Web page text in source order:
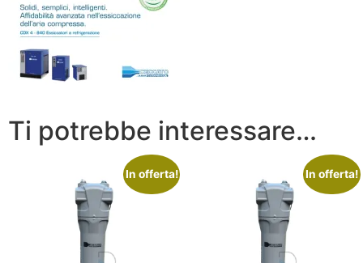
Ti potrebbe interessare…
In offerta! In offerta!